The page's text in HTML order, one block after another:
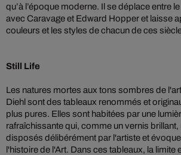
qu’à l’époque moderne. Il se déplace entre
avec Caravage et Edward Hopper et laisse
couleurs et les styles de chacun de ces
Still Life
Les natures mortes aux tons sombres de
Diehl sont des tableaux renommés et
plus pures. Elles sont habitées par une
rafraîchissante qui, comme un vernis
disposés délibérément par l'artiste et
l'histoire de l'Art. Dans ces tableaux, la limite